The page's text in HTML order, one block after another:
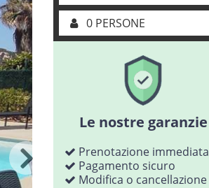
0 PERSONE
Le nostre garanzie
Prenotazione immediata
Pagamento sicuro
Modifica o cancellazione